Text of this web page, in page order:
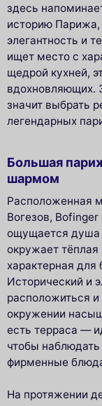
здесь
историю Парижа,
элегантность и
ищет место с
щедрой кухней,
вдохновляющих.
значит выбрать
легендарных
Большая
шармом
Расположенная
Вогезов,
ощущается душа
окружает
характерная
Исторический и
расположиться
окружении
есть терраса —
чтобы
фирменные
На протяжении